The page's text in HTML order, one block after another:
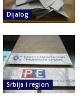
Dijalog
Srbija i region